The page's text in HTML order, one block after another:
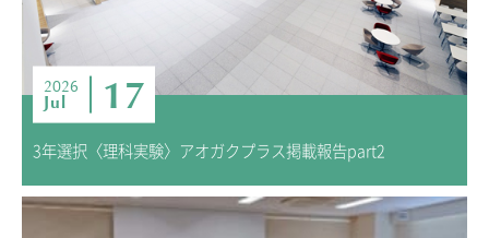
2026
Jul 17
3年選択〈理科実験〉アオガクプラス掲載報告part2